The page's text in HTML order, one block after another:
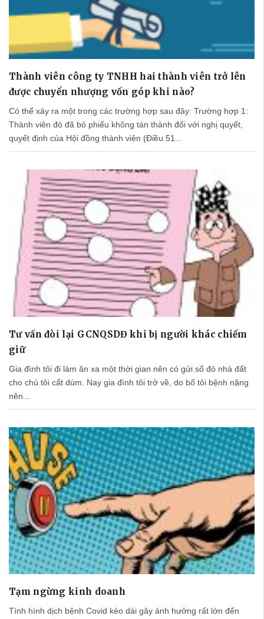
Thành viên công ty TNHH hai thành viên trở lên
được chuyển nhượng vốn góp khi nào?
Có thể xảy ra một trong các trường hợp sau đây: Trường hợp 1:
Thành viên đó đã bỏ phiếu không tán thành đối với nghị quyết,
quyết định của Hội đồng thành viên (Điều 51...
Tư vấn đòi lại GCNQSDĐ khi bị người khác chiếm
giữ
Gia đình tôi đi làm ăn xa một thời gian nên có gửi sổ đỏ nhà đất
cho chú tôi cất dùm. Nay gia đình tôi trở về, do bố tôi bệnh nặng
nên...
Tạm ngừng kinh doanh
Tình hình dịch bệnh Covid kéo dài gây ảnh hưởng rất lớn đến